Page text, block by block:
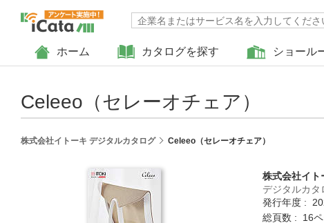
ホーム カタログを探す ショール
Celeeo（セレーオチェア）
株式会社イトーキ デジタルカタログ Celeeo（セレーオチェア）
株式会社イト
デジタルカタ
発行年度 :
総頁数 : 16ペ